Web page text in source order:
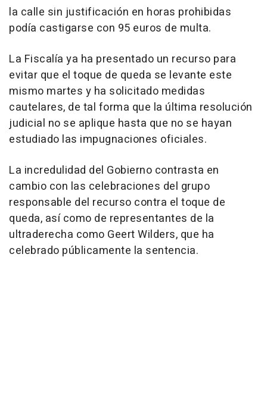
la calle sin justificación en horas prohibidas
podía castigarse con 95 euros de multa.
La Fiscalía ya ha presentado un recurso para
evitar que el toque de queda se levante este
mismo martes y ha solicitado medidas
cautelares, de tal forma que la última resolución
judicial no se aplique hasta que no se hayan
estudiado las impugnaciones oficiales.
La incredulidad del Gobierno contrasta en
cambio con las celebraciones del grupo
responsable del recurso contra el toque de
queda, así como de representantes de la
ultraderecha como Geert Wilders, que ha
celebrado públicamente la sentencia.